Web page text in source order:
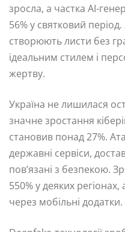
зросла, а частка AI-
56% у святковий
створюють листи без
ідеальним стилем і
жертву.
Україна не лишилася
значне зростання
становив понад 27%.
державні сервіси,
пов’язані з безпекою.
550% у деяких
через мобільні додатки.